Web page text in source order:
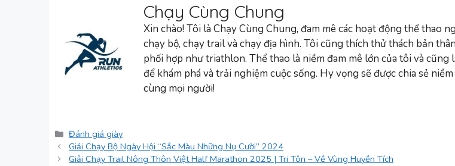
Chạy Cùng Chung
Xin chào! Tôi là Chạy Cùng Chung, đam mê các hoạt động thể thao
chạy bộ, chạy trail và chạy địa hình. Tôi cũng thích thử thách bản
phối hợp như triathlon. Thể thao là niềm đam mê lớn của tôi và cũng
để khám phá và trải nghiệm cuộc sống. Hy vọng sẽ được chia sẻ
cùng mọi người!
Danh
mục
Đánh giá giày
Giải Chạy Bộ Ngày Hội “Sắc Màu Những Nụ Cười” 2024
Giải Chạy Trail Nông Thôn Việt Half Marathon 2025 | Tri Tôn – Về Vùng Huyền Tích